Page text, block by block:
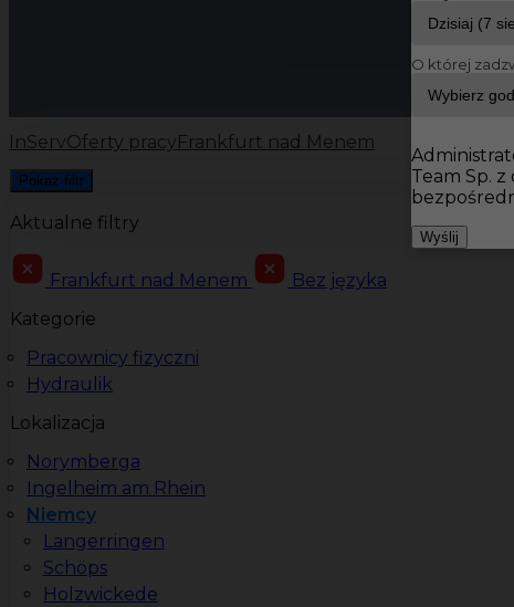
InServOferty pracy Frankfurt nad Menem
Pokaż filtr
Aktualne filtry
Frankfurt nad Menem
Bez języka
Kategorie
Pracownicy fizyczni
Hydraulik
Lokalizacja
Norymberga
Ingelheim am Rhein
Niemcy
Langerringen
Schöps
Holzwickede
O której
Team Sp.
Wyślij